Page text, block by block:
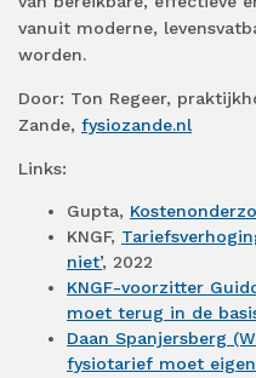
vanuit moderne,
worden.
Door: Ton Regeer,
Zande, fysiozande.nl
Links:
Gupta,
KNGF,
niet’, 2022
KNGF-voorzitter
moet terug in de
Daan Spanjersberg
fysiotarief moet